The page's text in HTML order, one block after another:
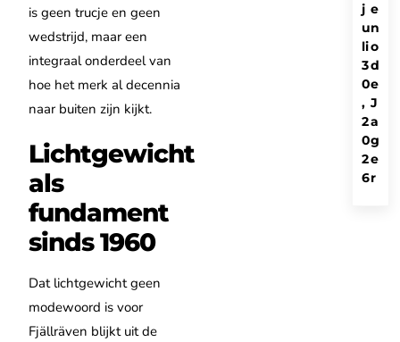
is geen trucje en geen
wedstrijd, maar een
integraal onderdeel van
hoe het merk al decennia
naar buiten zijn kijkt.
Lichtgewicht
als
fundament
sinds 1960
Dat lichtgewicht geen
modewoord is voor
Fjällräven blijkt uit de
e
n
o
d
e
J
a
g
e
r
j
u
li
3
0
,
2
0
2
6